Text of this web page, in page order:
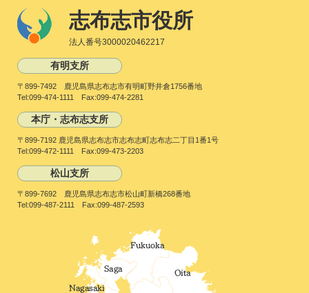
志布志市役所
法人番号3000020462217
有明支所
〒899-7492 鹿児島県志布志市有明町野井倉1756番地
Tel:099-474-1111 Fax:099-474-2281
本庁・志布志支所
〒899-7192 鹿児島県志布志市志布志町志布志二丁目1番1号
Tel:099-472-1111 Fax:099-473-2203
松山支所
〒899-7692 鹿児島県志布志市松山町新橋268番地
Tel:099-487-2111 Fax:099-487-2593